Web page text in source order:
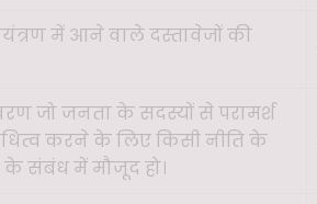
में आने वाले दस्तावेजों की
जो जनता के सदस्यों से परामर्श
करने के लिए किसी नीति के
के संबंध में मौजूद हो।